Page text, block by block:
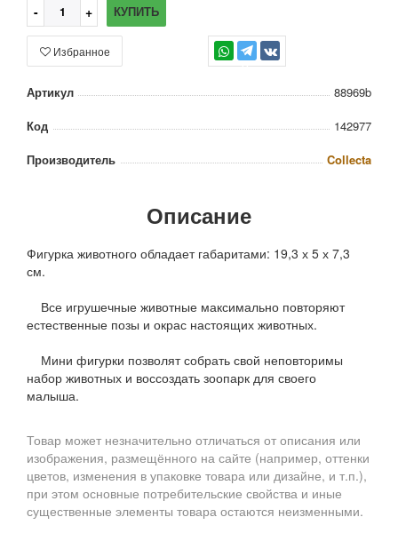
КУПИТЬ
TG
Избранное
Артикул
88969b
Код
142977
Производитель
Collecta
Описание
Фигурка животного обладает габаритами: 19,3 х 5 х 7,3
см.
Все игрушечные животные максимально повторяют
естественные позы и окрас настоящих животных.
Мини фигурки позволят собрать свой неповторимы
набор животных и воссоздать зоопарк для своего
малыша.
Товар может незначительно отличаться от описания или
изображения, размещённого на сайте (например, оттенки
цветов, изменения в упаковке товара или дизайне, и т.п.),
при этом основные потребительские свойства и иные
существенные элементы товара остаются неизменными.